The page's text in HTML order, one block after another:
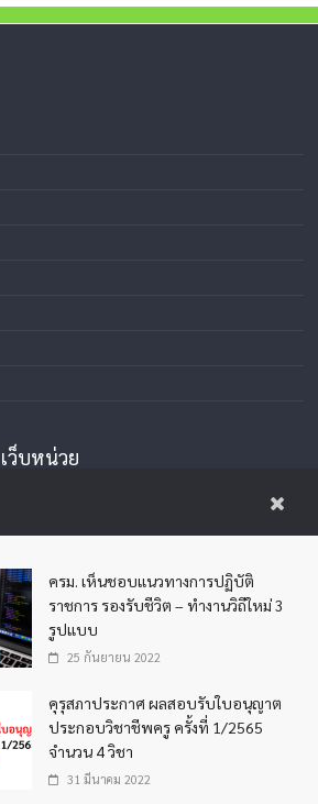
เว็บหน่วย
ศึกษาธิการจังหวัด 77
ครม. เห็นชอบแนวทางการปฏิบัติ
ราชการ รองรับชีวิต – ทำงานวิถีใหม่ 3
รูปแบบ
25 กันยายน 2022
คุรุสภาประกาศ ผลสอบรับใบอนุญาต
ประกอบวิชาชีพครู ครั้งที่ 1/2565
จำนวน 4 วิชา
31 มีนาคม 2022